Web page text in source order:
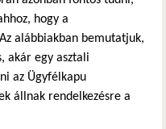
hogy a
alábbiakban bemutatjuk,
akár egy asztali
az Ügyfélkapu
állnak rendelkezésre a